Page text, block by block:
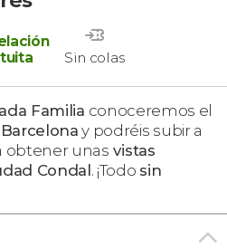
Sin colas
Familia conoceremos el
y podréis subir a
obtener unas vistas
Condal. ¡Todo sin